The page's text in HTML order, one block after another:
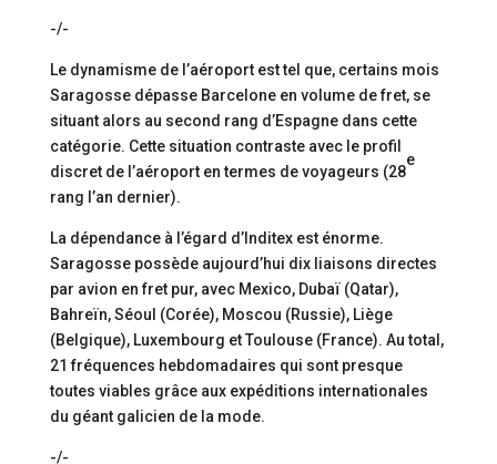
-/-
Le dynamisme de l’aéroport est tel que, certains mois
Saragosse dépasse Barcelone en volume de fret, se
situant alors au second rang d’Espagne dans cette
catégorie. Cette situation contraste avec le profil
discret de l’aéroport en termes de voyageurs (28
e
rang l’an dernier).
La dépendance à l’égard d’Inditex est énorme.
Saragosse possède aujourd’hui dix liaisons directes
par avion en fret pur, avec Mexico, Dubaï (Qatar),
Bahreïn, Séoul (Corée), Moscou (Russie), Liège
(Belgique), Luxembourg et Toulouse (France). Au total,
21 fréquences hebdomadaires qui sont presque
toutes viables grâce aux expéditions internationales
du géant galicien de la mode.
-/-